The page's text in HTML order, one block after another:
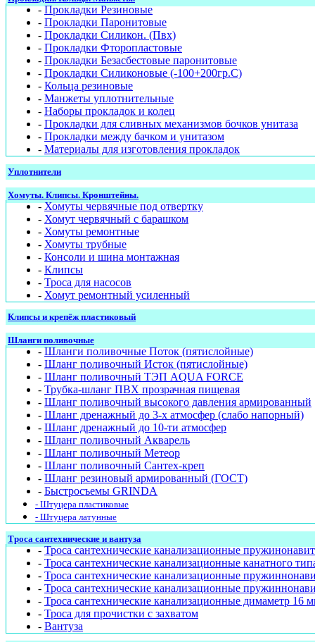
-Прокладки Резиновые
- Прокладки Паронитовые
- Прокладки Силикон. (Пвх)
- Прокладки Фторопластовые
- Прокладки Безасбестовые паронитовые
- Прокладки Силиконовые (-100+200гр.С)
- Кольца резиновые
- Манжеты уплотнительные
- Наборы прокладок и колец
- Прокладки для сливных механизмов бочков унитаза
- Прокладки между бачком и унитазом
- Материалы для изготовления прокладок
Уплотнители
Хомуты. Клипсы. Кронштейны.
-Хомуты червячные под отвертку
- Хомут червячный с барашком
- Хомуты ремонтные
- Хомуты трубные
- Консоли и шина монтажная
- Клипсы
- Троса для насосов
- Хомут ремонтный усиленный
Клипсы и крепёж пластиковый
Шланги поливочные
-Шланги поливочные Поток (пятислойные)
- Шланг поливочный Исток (пятислойные)
- Шланг поливочный ТЭП AQUA FORCE
- Трубка-шланг ПВХ прозрачная пищевая
- Шланг поливочный высокого давления армированный
- Шланг дренажный до 3-х атмосфер (слабо напорный)
- Шланг дренажный до 10-ти атмосфер
- Шланг поливочный Акварель
- Шланг поливочный Метеор
- Шланг поливочный Сантех-креп
- Шланг резиновый армированный (ГОСТ)
- Быстросъемы GRINDA
- Штуцера пластиковые
- Штуцера латунные
Троса сантехнические и вантуза
-Троса сантехнические канализационные
- Троса сантехнические канализационные канатного
- Троса сантехнические канализационные
- Троса сантехнические канализационные
- Троса сантехнические канализационные димаметр 16
- Троса для прочистки с захватом
- Вантуза